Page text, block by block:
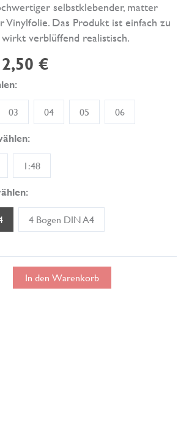
selbstklebender, matter
Vinylfolie. Das Produkt ist einfach zu
verblüffend realistisch.
€
03 04 05 06
1:48
4 Bogen DIN A4
In den Warenkorb